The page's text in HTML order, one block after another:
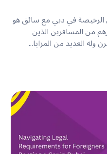
كل اجتماع، يمكنك
.
الرخيصة في دبي مع سائق هو
من المسافرين الذين
وله العديد من المزايا...